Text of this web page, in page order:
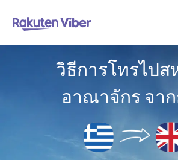
วิธีการโทรไปส
อาณาจักร จา